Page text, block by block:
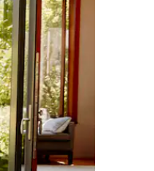
o bien tocando y